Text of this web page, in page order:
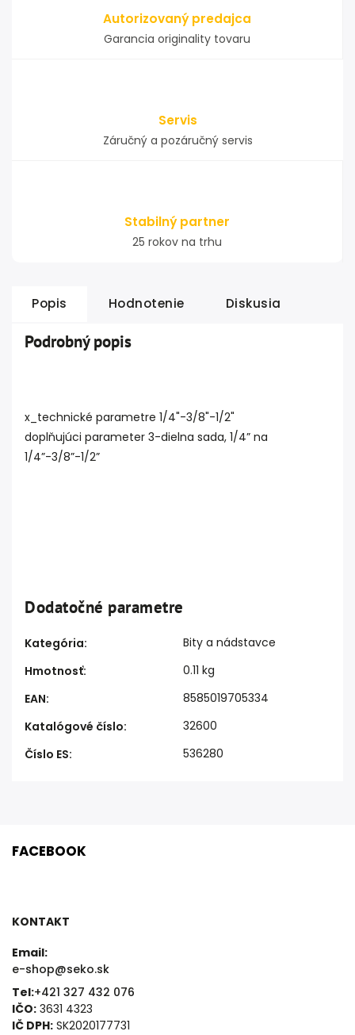
Autorizovaný predajca
Garancia originality tovaru
Servis
Záručný a pozáručný servis
Stabilný partner
25 rokov na trhu
Popis Hodnotenie Diskusia
Podrobný popis
x_technické parametre 1/4"-3/8"-1/2"
doplňujúci parameter 3-dielna sada, 1/4” na
1/4”-3/8”-1/2”
Dodatočné parametre
Kategória:
Bity a nádstavce
Hmotnosť:
0.11 kg
EAN:
8585019705334
Katalógové číslo:
32600
Číslo ES: 536280
FACEBOOK
KONTAKT
Email:
e-shop@seko.sk
Tel:+421 327 432 076
IČO: 3631 4323
IČ DPH: SK2020177731